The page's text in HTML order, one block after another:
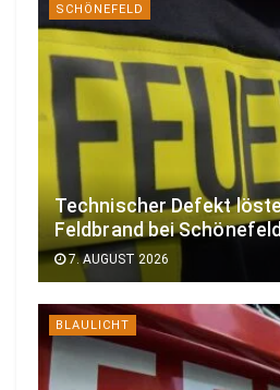
SCHÖNEFELD
Technischer Defekt
Feldbrand bei
7. AUGUST 2026
BLAULICHT